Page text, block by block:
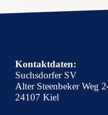
Kontaktdaten:
Suchsdorfer SV
Alter Steenbeker Weg
24107 Kiel